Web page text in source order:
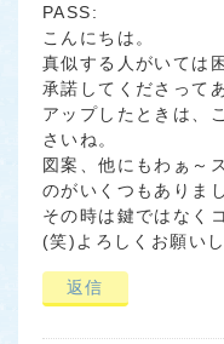
PASS:
こんにちは。
真似する人がいては
承諾してくださって
アップしたときは、
さいね。
図案、他にもわぁ～
のがいくつもありま
その時は鍵ではなく
(笑)よろしくお願い
返信